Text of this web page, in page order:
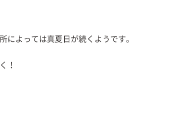
によっては真夏日が続くようです。
！